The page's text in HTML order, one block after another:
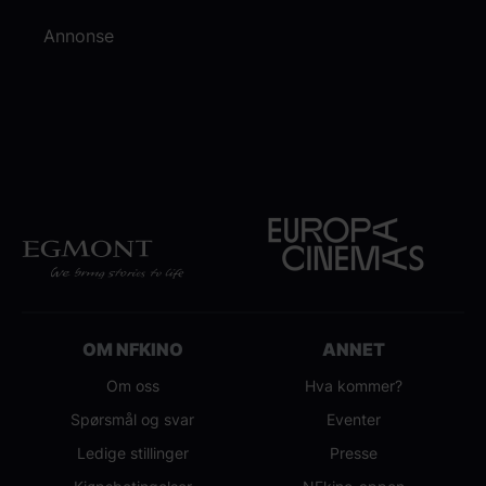
Annonse
OM NFKINO
Om oss
Spørsmål og svar
Ledige stillinger
ANNET
Hva kommer?
Eventer
Presse